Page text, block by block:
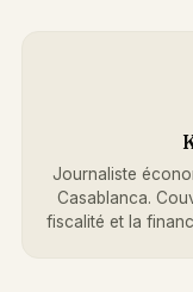
Journaliste
Casablanca.
fiscalité et la